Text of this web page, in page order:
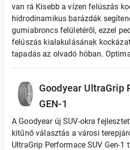
van rá Kisebb a vízen felúszás
hidrodinamikus barázdák
gumiabroncs felületéről, ezzel
felúszás kialakulásának
tapadás az olvadó hóban.
Goodyear UltraGrip
GEN-1
A Goodyear új SUV-okra
kitűnő választás a városi
UltraGrip Performace SUV Gen-1